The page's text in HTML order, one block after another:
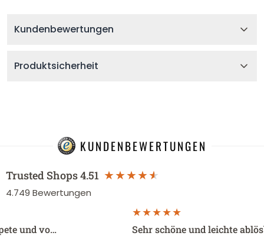
Kundenbewertungen
Produktsicherheit
KUNDENBEWERTUNGEN
Trusted Shops4.51
4.749 Bewertungen
und vo… Sehr schöne und leichte